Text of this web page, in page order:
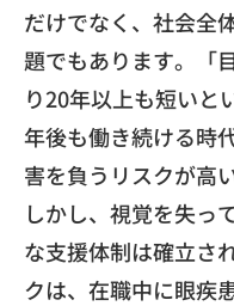
だけでなく、社会全
題でもあります。「
り20年以上も短いと
年後も働き続ける時
害を負うリスクが高
しかし、視覚を失っ
な支援体制は確立さ
クは、在職中に眼疾